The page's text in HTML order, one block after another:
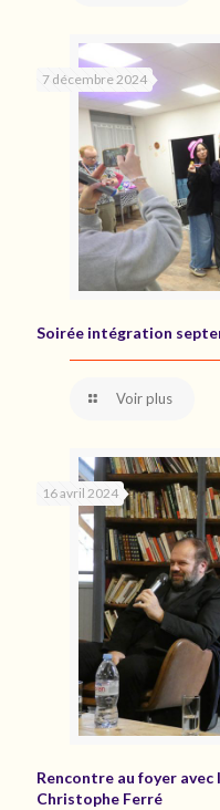
7 décembre 2024
Soirée intégration
Voir plus
16 avril 2024
Rencontre au foyer
Christophe Ferré